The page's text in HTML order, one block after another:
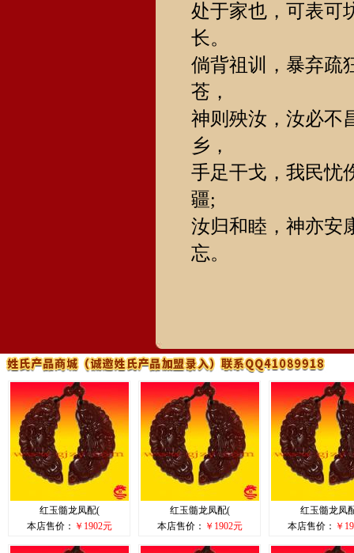
处于家也，可表可
长。
倘背祖训，暴弃疏
苍，
神则殃汝，汝必不
乡，
手足干戈，我民忧
疆;
汝归和睦，神亦安
忘。
红玉髓龙凤配(
本店售价： ￥1902元
红玉髓龙凤配(
本店售价： ￥1902元
红玉髓龙凤
本店售价： ￥